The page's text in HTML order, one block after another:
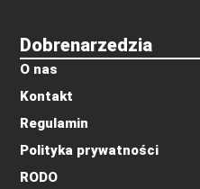
Dobrenarzedzia
O nas
Kontakt
Regulamin
Polityka prywatności
RODO